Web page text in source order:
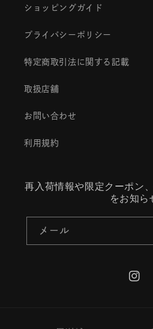
ショッピングガイド
プライバシーポリシー
特定商取引法に関する記載
取扱店舗
お問い合わせ
利用規約
再入荷情報や限定クーポン
をお知ら
メール